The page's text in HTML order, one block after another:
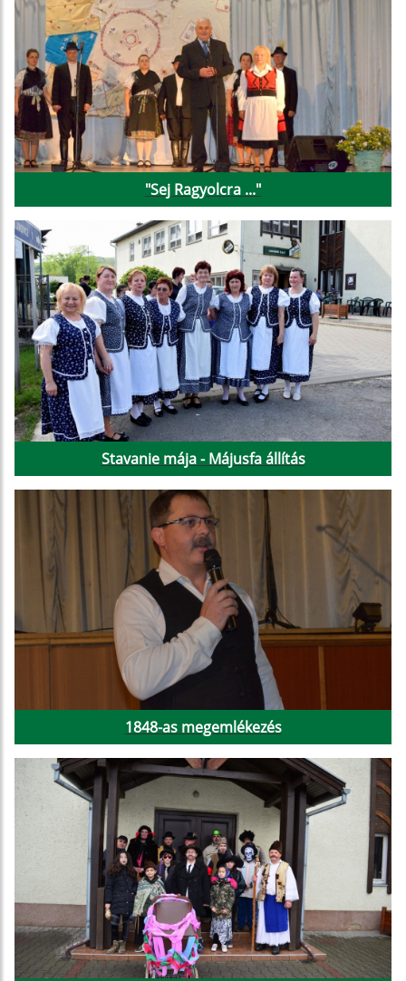
"Sej Ragyolcra ..."
Stavanie mája - Májusfa állítás
1848-as megemlékezés